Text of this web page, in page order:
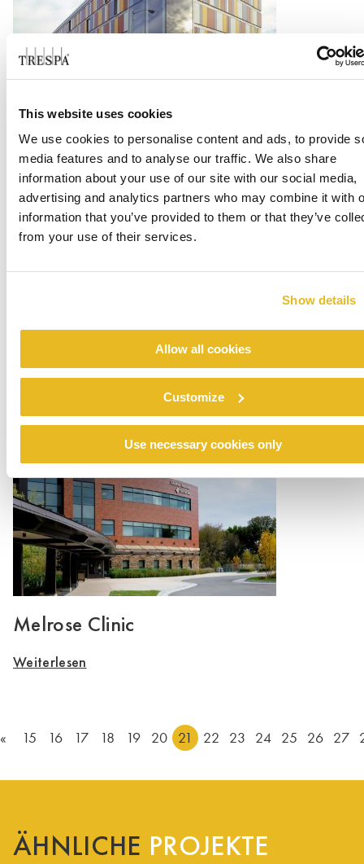
This website uses cookies
We use cookies to personalise content and ads, to provide
media features and to analyse our traffic. We also share
information about your use of our site with our social media,
advertising and analytics partners who may combine it with
information that you’ve provided to them or that they’ve
from your use of their services.
Show details
Allow all cookies
Customize
Use necessary cookies only
Pratt Library
Weiterlesen
Milan Lofts
Weiterlesen
Melrose Clinic
Weiterlesen
« 15 16 17 18 19 20 21 22 23 24 25 26 27
ÄHNLICHE PROJEKTE